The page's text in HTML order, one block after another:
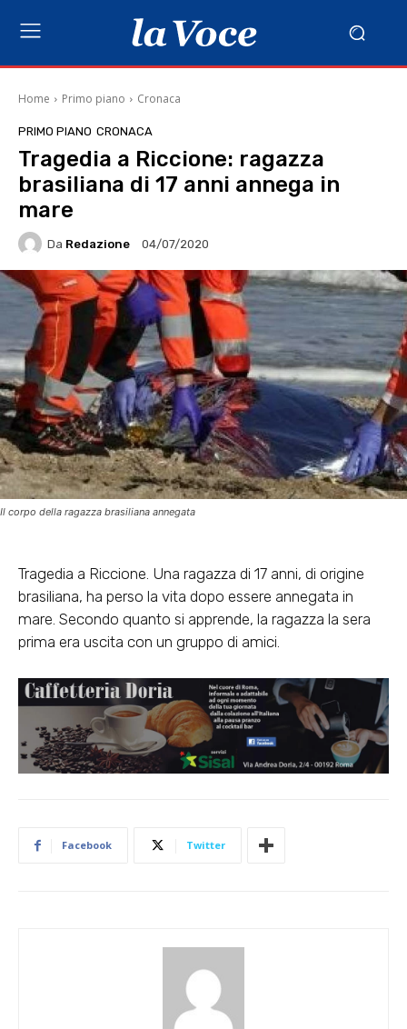
Home Primo piano Cronaca
PRIMO PIANO CRONACA
Tragedia a Riccione: ragazza
brasiliana di 17 anni annega in
mare
Da Redazione 04/07/2020
Il corpo della ragazza brasiliana annegata
Tragedia a Riccione. Una ragazza di 17 anni, di origine
brasiliana, ha perso la vita dopo essere annegata in
mare. Secondo quanto si apprende, la ragazza la sera
prima era uscita con un gruppo di amici.
Facebook Twitter